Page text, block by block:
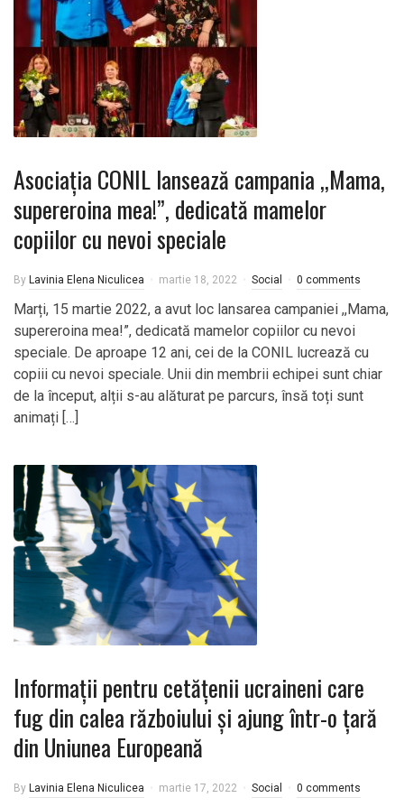
Asociația CONIL lansează campania ,,Mama,
supereroina mea!”, dedicată mamelor
copiilor cu nevoi speciale
By Lavinia Elena Niculicea martie 18, 2022 Social 0 comments
Marți, 15 martie 2022, a avut loc lansarea campaniei ,,Mama,
supereroina mea!”, dedicată mamelor copiilor cu nevoi
speciale. De aproape 12 ani, cei de la CONIL lucrează cu
copiii cu nevoi speciale. Unii din membrii echipei sunt chiar
de la început, alții s-au alăturat pe parcurs, însă toți sunt
animați […]
Informații pentru cetățenii ucraineni care
fug din calea războiului și ajung într-o țară
din Uniunea Europeană
By Lavinia Elena Niculicea martie 17, 2022 Social 0 comments